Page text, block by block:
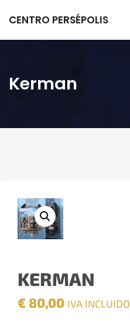
CENTRO PERSÉPOLIS
Kerman
KERMAN
€ 80,00 IVA INCLUIDO